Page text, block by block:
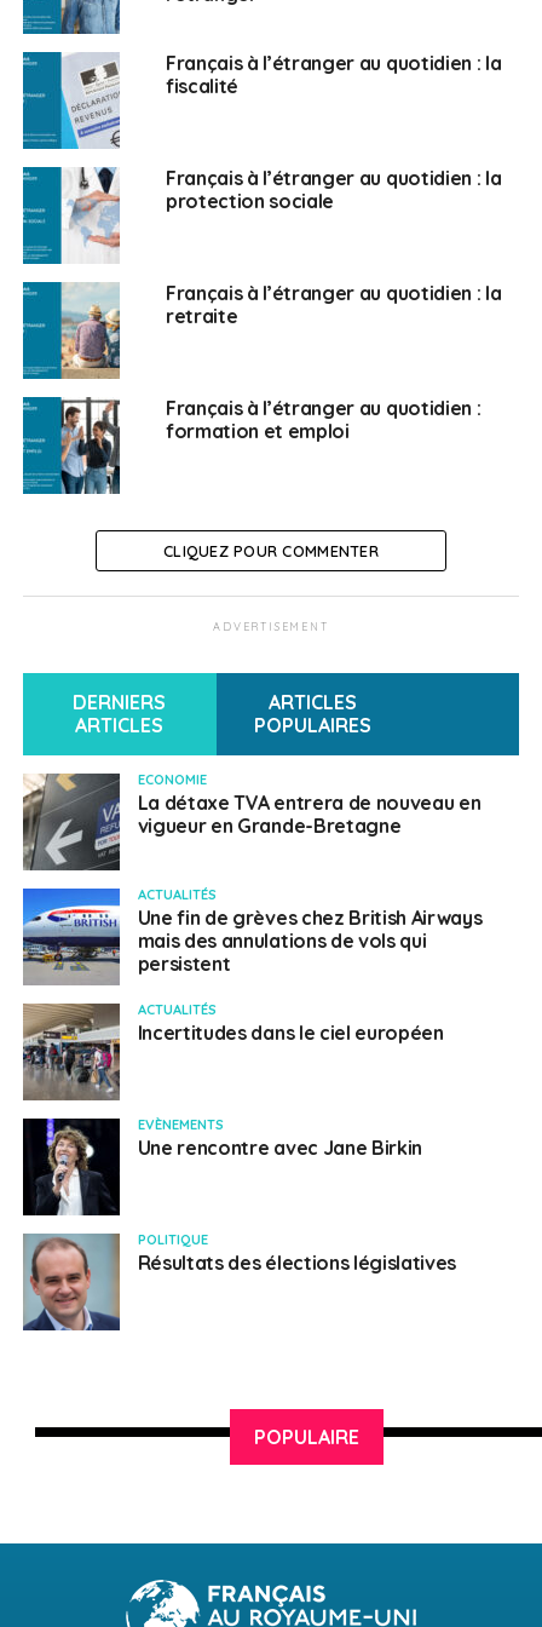
Français à l’étranger au quotidien : la
fiscalité
Français à l’étranger au quotidien : la
protection sociale
Français à l’étranger au quotidien : la
retraite
Français à l’étranger au quotidien :
formation et emploi
CLIQUEZ POUR COMMENTER
ADVERTISEMENT
DERNIERS
ARTICLES
ARTICLES
POPULAIRES
ECONOMIE
La détaxe TVA entrera de nouveau en
vigueur en Grande-Bretagne
ACTUALITÉS
Une fin de grèves chez British Airways
mais des annulations de vols qui
persistent
ACTUALITÉS
Incertitudes dans le ciel européen
EVÈNEMENTS
Une rencontre avec Jane Birkin
POLITIQUE
Résultats des élections législatives
POPULAIRE